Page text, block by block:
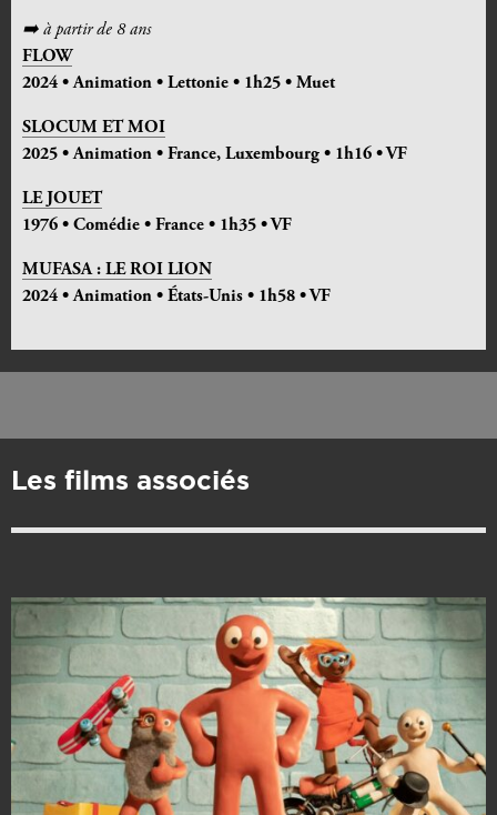
➡️ à partir de 8 ans
FLOW
2024 • Animation • Lettonie • 1h25 • Muet
SLOCUM ET MOI
2025 • Animation • France, Luxembourg • 1h16 • VF
LE JOUET
1976 • Comédie • France • 1h35 • VF
MUFASA : LE ROI LION
2024 • Animation • États-Unis • 1h58 • VF
Les films associés